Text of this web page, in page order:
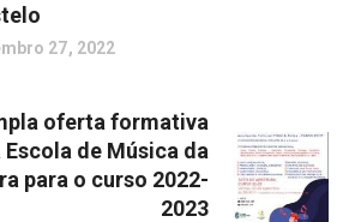
27, 2022
oferta formativa
Escola de Música da
para o curso 2022-
2023